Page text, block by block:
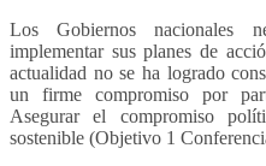
Los Gobiernos nacionales
implementar sus planes de
actualidad no se ha logrado
un firme compromiso por
Asegurar el compromiso
sostenible (Objetivo 1